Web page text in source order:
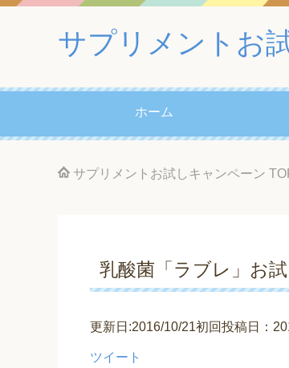
サプリメントお
ホーム
サプリメントお試しキャンペーン
乳酸菌「ラブレ」お試
更新日:2016/10/21初回投稿日：
ツイート